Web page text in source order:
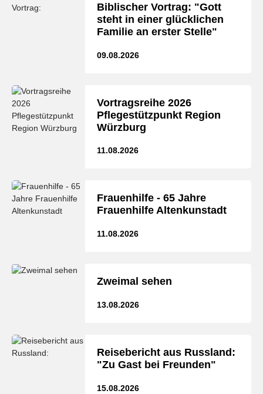
Biblischer Vortrag: "Gott
steht in einer glücklichen
Familie an erster Stelle"
09.08.2026
Vortragsreihe 2026
Pflegestützpunkt Region
Würzburg
11.08.2026
Frauenhilfe - 65 Jahre
Frauenhilfe Altenkunstadt
11.08.2026
Zweimal sehen
13.08.2026
Reisebericht aus Russland:
"Zu Gast bei Freunden"
15.08.2026